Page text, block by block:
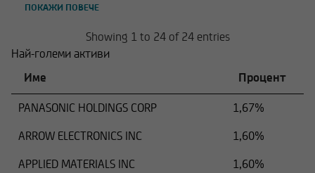
ПОКАЖИ ПОВЕЧЕ
Showing 1 to 24 of 24 entries
Най-големи активи
Име
Процент
PANASONIC HOLDINGS CORP
1,67%
ARROW ELECTRONICS INC
1,60%
APPLIED MATERIALS INC
1,60%